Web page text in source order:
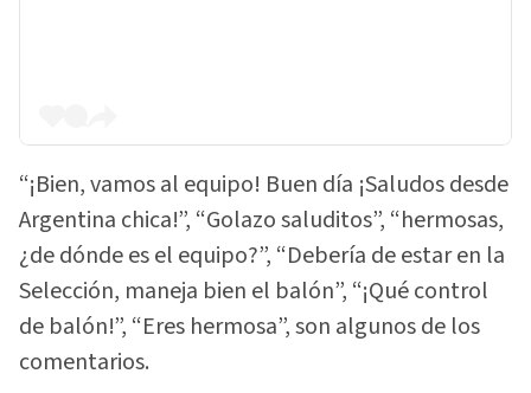
“¡Bien, vamos al equipo! Buen día ¡Saludos desde
Argentina chica!”, “Golazo saluditos”, “hermosas,
¿de dónde es el equipo?”, “Debería de estar en la
Selección, maneja bien el balón”, “¡Qué control
de balón!”, “Eres hermosa”, son algunos de los
comentarios.